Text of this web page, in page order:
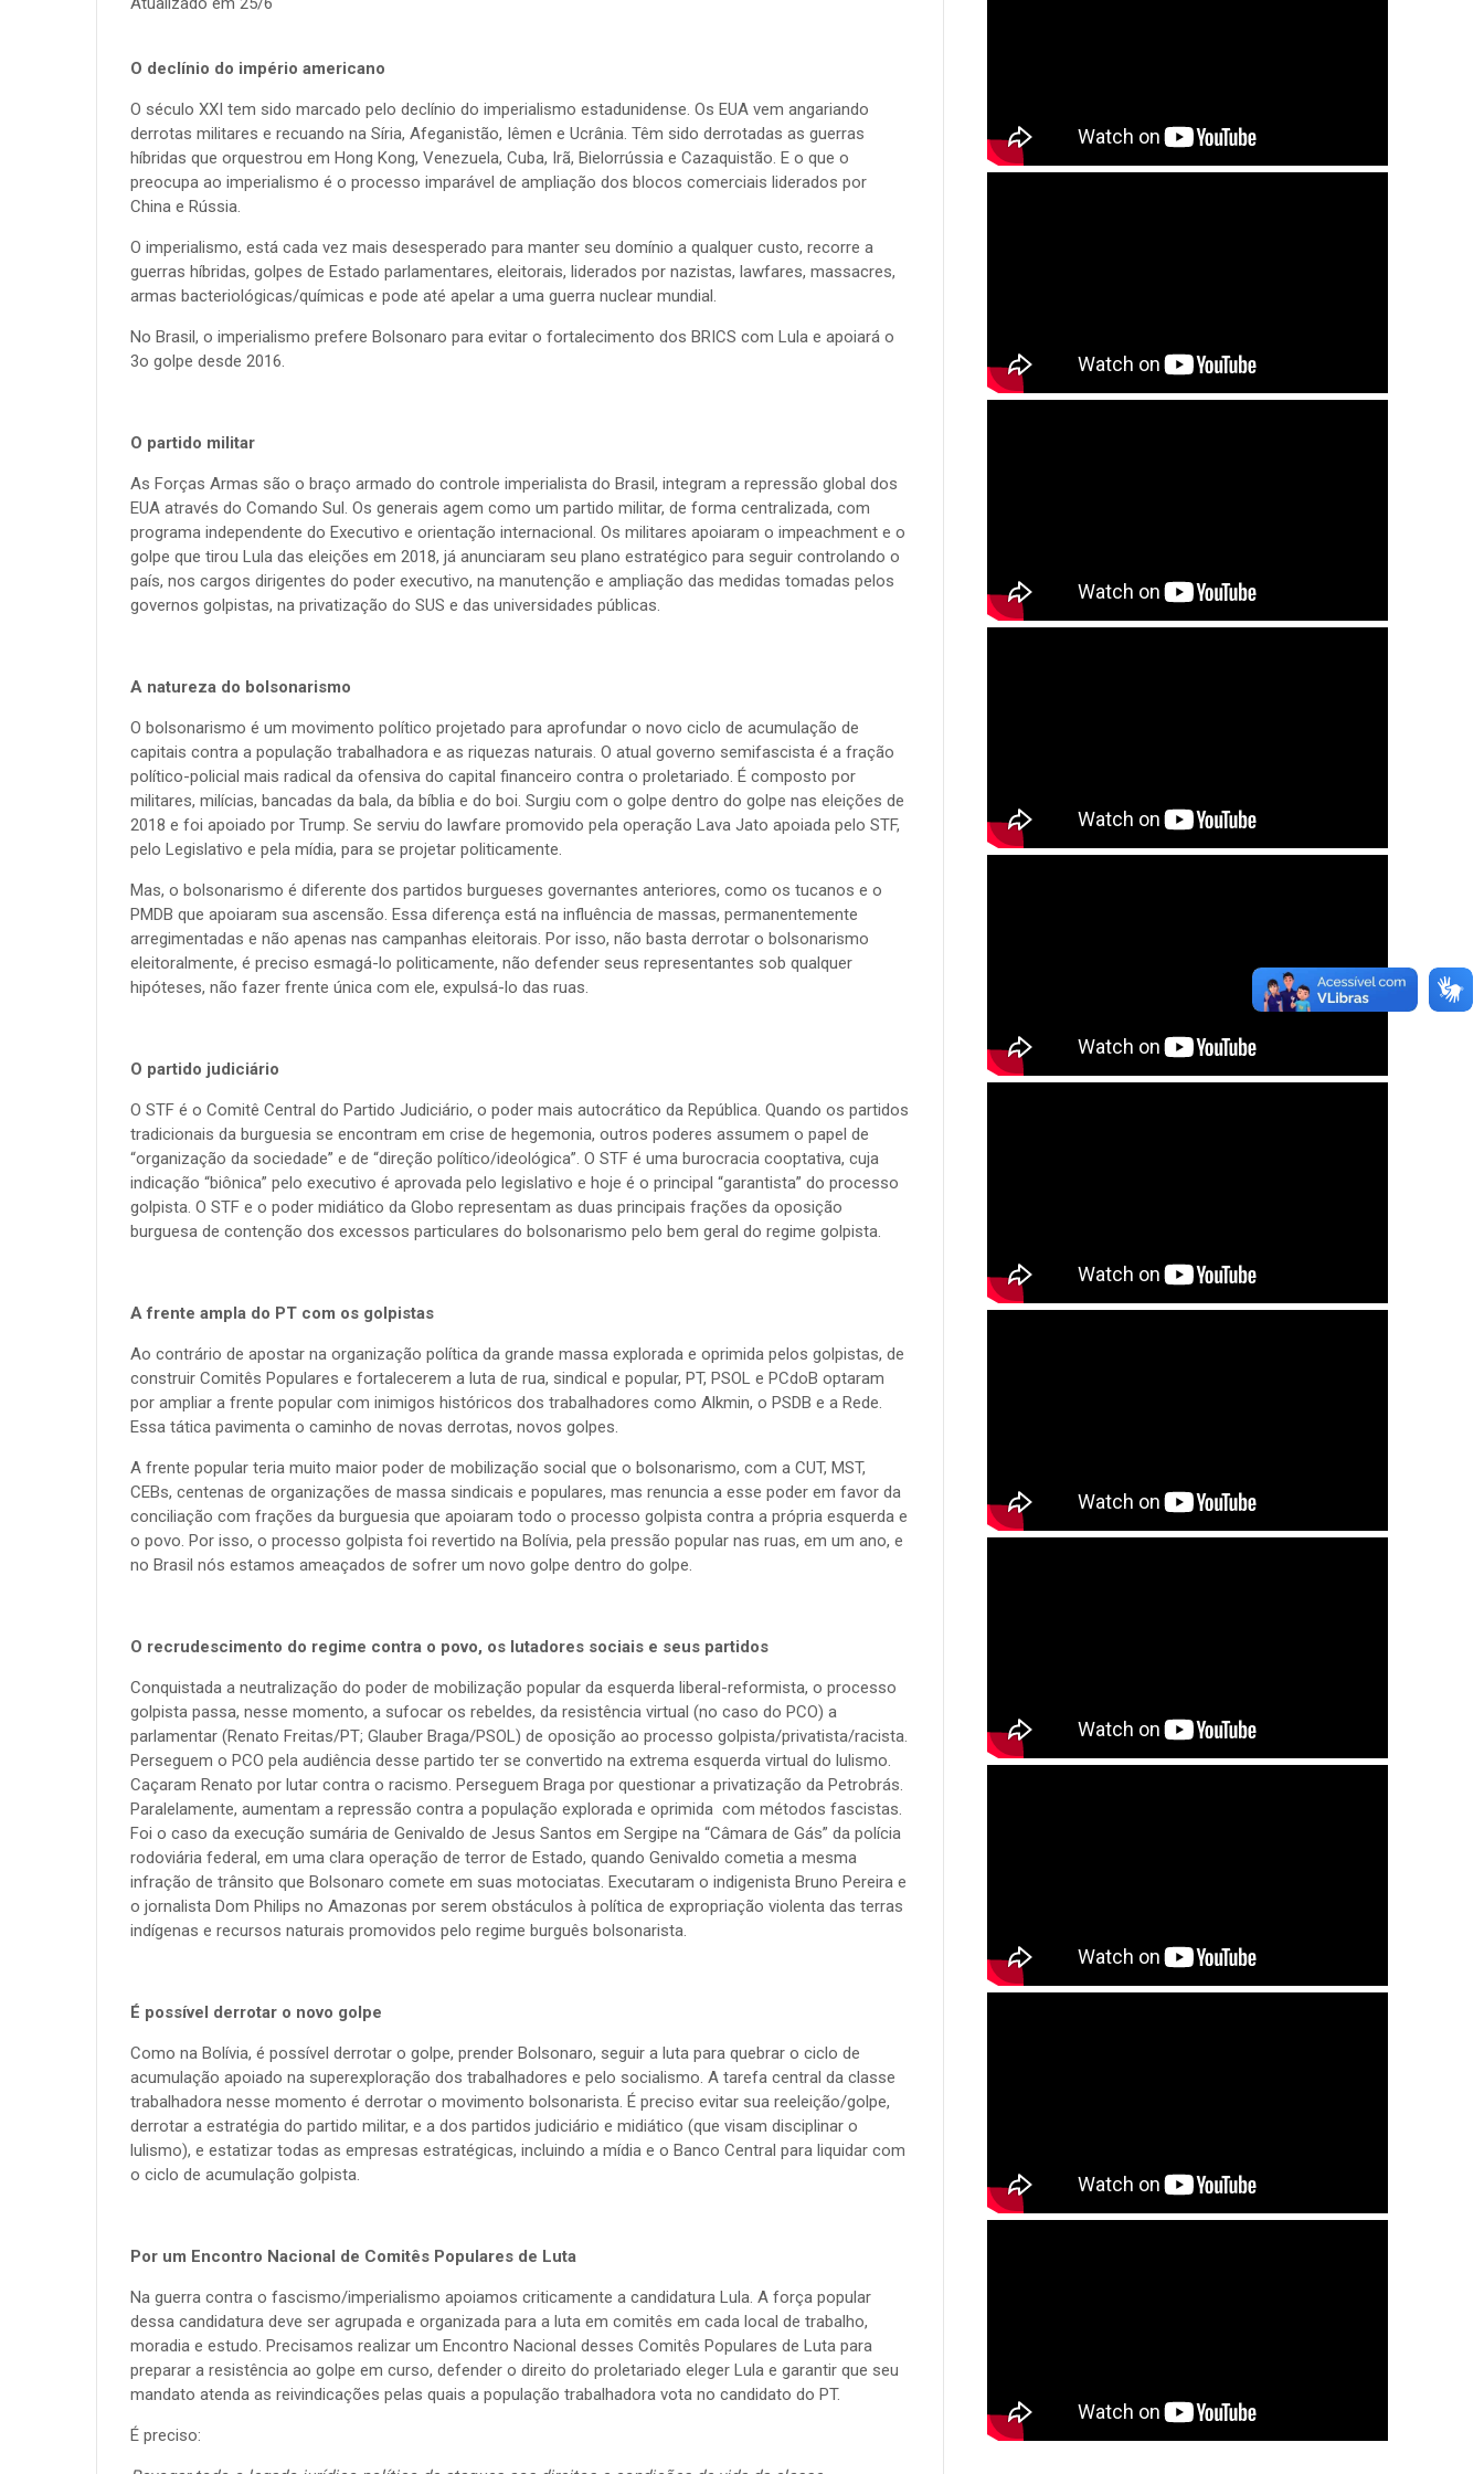
O declínio do império americano
O século XXI tem sido marcado pelo declínio do imperialismo estadunidense. Os EUA vem angariando
derrotas militares e recuando na Síria, Afeganistão, Iêmen e Ucrânia. Têm sido derrotadas as guerras
híbridas que orquestrou em Hong Kong, Venezuela, Cuba, Irã, Bielorrússia e Cazaquistão. E o que o
preocupa ao imperialismo é o processo imparável de ampliação dos blocos comerciais liderados por
China e Rússia.
O imperialismo, está cada vez mais desesperado para manter seu domínio a qualquer custo, recorre a
guerras híbridas, golpes de Estado parlamentares, eleitorais, liderados por nazistas, lawfares, massacres,
armas bacteriológicas/químicas e pode até apelar a uma guerra nuclear mundial.
No Brasil, o imperialismo prefere Bolsonaro para evitar o fortalecimento dos BRICS com Lula e apoiará o
3o golpe desde 2016.
O partido militar
As Forças Armas são o braço armado do controle imperialista do Brasil, integram a repressão global dos
EUA através do Comando Sul. Os generais agem como um partido militar, de forma centralizada, com
programa independente do Executivo e orientação internacional. Os militares apoiaram o impeachment e o
golpe que tirou Lula das eleições em 2018, já anunciaram seu plano estratégico para seguir controlando o
país, nos cargos dirigentes do poder executivo, na manutenção e ampliação das medidas tomadas pelos
governos golpistas, na privatização do SUS e das universidades públicas.
A natureza do bolsonarismo
O bolsonarismo é um movimento político projetado para aprofundar o novo ciclo de acumulação de
capitais contra a população trabalhadora e as riquezas naturais. O atual governo semifascista é a fração
político-policial mais radical da ofensiva do capital financeiro contra o proletariado. É composto por
militares, milícias, bancadas da bala, da bíblia e do boi. Surgiu com o golpe dentro do golpe nas eleições de
2018 e foi apoiado por Trump. Se serviu do lawfare promovido pela operação Lava Jato apoiada pelo STF,
pelo Legislativo e pela mídia, para se projetar politicamente.
Mas, o bolsonarismo é diferente dos partidos burgueses governantes anteriores, como os tucanos e o
PMDB que apoiaram sua ascensão. Essa diferença está na influência de massas, permanentemente
arregimentadas e não apenas nas campanhas eleitorais. Por isso, não basta derrotar o bolsonarismo
eleitoralmente, é preciso esmagá-lo politicamente, não defender seus representantes sob qualquer
hipóteses, não fazer frente única com ele, expulsá-lo das ruas.
O partido judiciário
O STF é o Comitê Central do Partido Judiciário, o poder mais autocrático da República. Quando os partidos
tradicionais da burguesia se encontram em crise de hegemonia, outros poderes assumem o papel de
“organização da sociedade” e de “direção político/ideológica”. O STF é uma burocracia cooptativa, cuja
indicação “biônica” pelo executivo é aprovada pelo legislativo e hoje é o principal “garantista” do processo
golpista. O STF e o poder midiático da Globo representam as duas principais frações da oposição
burguesa de contenção dos excessos particulares do bolsonarismo pelo bem geral do regime golpista.
A frente ampla do PT com os golpistas
Ao contrário de apostar na organização política da grande massa explorada e oprimida pelos golpistas, de
construir Comitês Populares e fortalecerem a luta de rua, sindical e popular, PT, PSOL e PCdoB optaram
por ampliar a frente popular com inimigos históricos dos trabalhadores como Alkmin, o PSDB e a Rede.
Essa tática pavimenta o caminho de novas derrotas, novos golpes.
A frente popular teria muito maior poder de mobilização social que o bolsonarismo, com a CUT, MST,
CEBs, centenas de organizações de massa sindicais e populares, mas renuncia a esse poder em favor da
conciliação com frações da burguesia que apoiaram todo o processo golpista contra a própria esquerda e
o povo. Por isso, o processo golpista foi revertido na Bolívia, pela pressão popular nas ruas, em um ano, e
no Brasil nós estamos ameaçados de sofrer um novo golpe dentro do golpe.
O recrudescimento do regime contra o povo, os lutadores sociais e seus partidos
Conquistada a neutralização do poder de mobilização popular da esquerda liberal-reformista, o processo
golpista passa, nesse momento, a sufocar os rebeldes, da resistência virtual (no caso do PCO) a
parlamentar (Renato Freitas/PT; Glauber Braga/PSOL) de oposição ao processo golpista/privatista/racista.
Perseguem o PCO pela audiência desse partido ter se convertido na extrema esquerda virtual do lulismo.
Caçaram Renato por lutar contra o racismo. Perseguem Braga por questionar a privatização da Petrobrás.
Paralelamente, aumentam a repressão contra a população explorada e oprimida com métodos fascistas.
Foi o caso da execução sumária de Genivaldo de Jesus Santos em Sergipe na “Câmara de Gás” da polícia
rodoviária federal, em uma clara operação de terror de Estado, quando Genivaldo cometia a mesma
infração de trânsito que Bolsonaro comete em suas motociatas. Executaram o indigenista Bruno Pereira e
o jornalista Dom Philips no Amazonas por serem obstáculos à política de expropriação violenta das terras
indígenas e recursos naturais promovidos pelo regime burguês bolsonarista.
É possível derrotar o novo golpe
Como na Bolívia, é possível derrotar o golpe, prender Bolsonaro, seguir a luta para quebrar o ciclo de
acumulação apoiado na superexploração dos trabalhadores e pelo socialismo. A tarefa central da classe
trabalhadora nesse momento é derrotar o movimento bolsonarista. É preciso evitar sua reeleição/golpe,
derrotar a estratégia do partido militar, e a dos partidos judiciário e midiático (que visam disciplinar o
lulismo), e estatizar todas as empresas estratégicas, incluindo a mídia e o Banco Central para liquidar com
o ciclo de acumulação golpista.
Por um Encontro Nacional de Comitês Populares de Luta
Na guerra contra o fascismo/imperialismo apoiamos criticamente a candidatura Lula. A força popular
dessa candidatura deve ser agrupada e organizada para a luta em comitês em cada local de trabalho,
moradia e estudo. Precisamos realizar um Encontro Nacional desses Comitês Populares de Luta para
preparar a resistência ao golpe em curso, defender o direito do proletariado eleger Lula e garantir que seu
mandato atenda as reivindicações pelas quais a população trabalhadora vota no candidato do PT.
É preciso: